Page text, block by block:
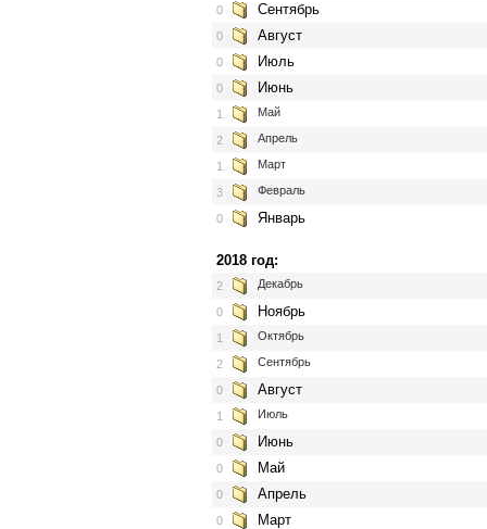
0 Сентябрь
0 Август
0 Июль
0 Июнь
1 Май
2 Апрель
1 Март
3 Февраль
0 Январь
2018 год:
2 Декабрь
0 Ноябрь
1 Октябрь
2 Сентябрь
0 Август
1 Июль
0 Июнь
0 Май
0 Апрель
0 Март